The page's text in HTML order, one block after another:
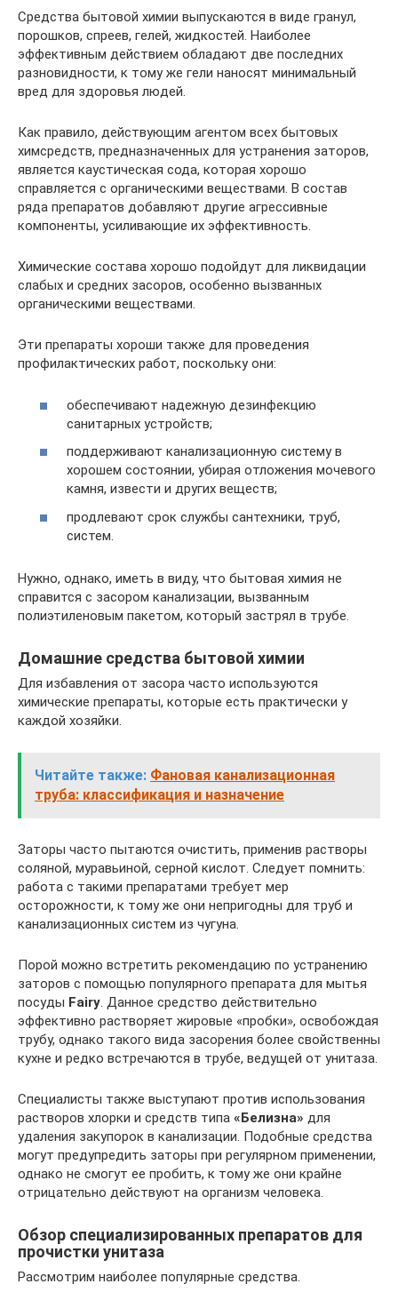
Средства бытовой химии выпускаются в виде гранул,
порошков, спреев, гелей, жидкостей. Наиболее
эффективным действием обладают две последних
разновидности, к тому же гели наносят минимальный
вред для здоровья людей.
Как правило, действующим агентом всех бытовых
химсредств, предназначенных для устранения заторов,
является каустическая сода, которая хорошо
справляется с органическими веществами. В состав
ряда препаратов добавляют другие агрессивные
компоненты, усиливающие их эффективность.
Химические состава хорошо подойдут для ликвидации
слабых и средних засоров, особенно вызванных
органическими веществами.
Эти препараты хороши также для проведения
профилактических работ, поскольку они:
обеспечивают надежную дезинфекцию
санитарных устройств;
поддерживают канализационную систему в
хорошем состоянии, убирая отложения мочевого
камня, извести и других веществ;
продлевают срок службы сантехники, труб,
систем.
Нужно, однако, иметь в виду, что бытовая химия не
справится с засором канализации, вызванным
полиэтиленовым пакетом, который застрял в трубе.
Домашние средства бытовой химии
Для избавления от засора часто используются
химические препараты, которые есть практически у
каждой хозяйки.
Читайте также: Фановая канализационная
труба: классификация и назначение
Заторы часто пытаются очистить, применив растворы
соляной, муравьиной, серной кислот. Следует помнить:
работа с такими препаратами требует мер
осторожности, к тому же они непригодны для труб и
канализационных систем из чугуна.
Порой можно встретить рекомендацию по устранению
заторов с помощью популярного препарата для мытья
посуды Fairy . Данное средство действительно
эффективно растворяет жировые «пробки», освобождая
трубу, однако такого вида засорения более свойственны
кухне и редко встречаются в трубе, ведущей от унитаза.
Специалисты также выступают против использования
растворов хлорки и средств типа «Белизна» для
удаления закупорок в канализации. Подобные средства
могут предупредить заторы при регулярном применении,
однако не смогут ее пробить, к тому же они крайне
отрицательно действуют на организм человека.
Обзор специализированных препаратов для
прочистки унитаза
Рассмотрим наиболее популярные средства.